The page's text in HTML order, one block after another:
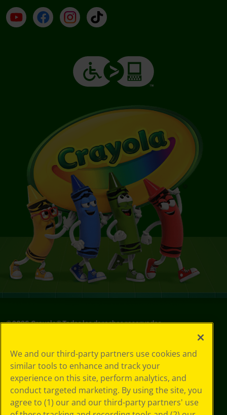
YouTube (en inglés)
Facebook (en inglés)
Instagram (en inglés)
TikTok
©2026Crayola® Todos los derechos reservados.
de privacidad
Política de
privacidad
Términos de SMS
GDPR
Aviso de
We and our third-party partners use cookies and
similar tools to enhance and track your
experience on this site, perform analytics, and
conduct targeted marketing. By using the site, you
agree to (1) our and our third-party partners' use